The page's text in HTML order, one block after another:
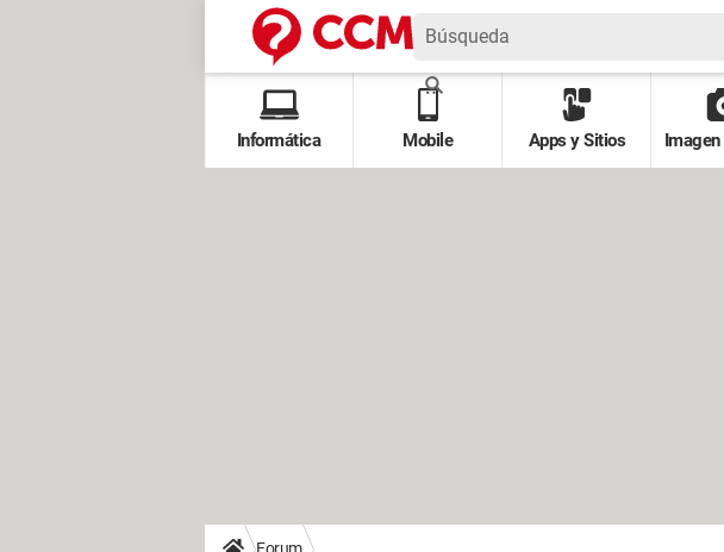
Informática Mobile Apps y Sitios